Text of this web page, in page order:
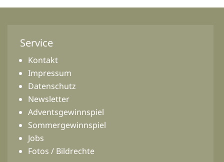
Service
Kontakt
Impressum
Datenschutz
Newsletter
Adventsgewinnspiel
Sommergewinnspiel
Jobs
Fotos / Bildrechte